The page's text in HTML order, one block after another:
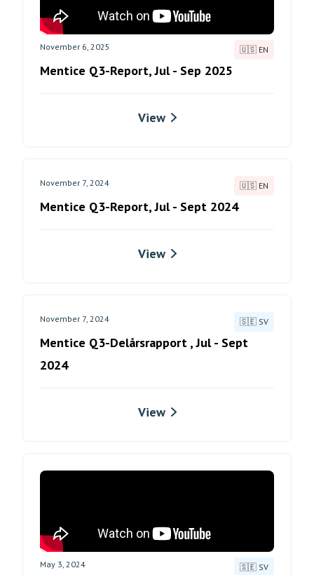
November 6, 2025 🇺🇸 EN
Mentice Q3-Report, Jul - Sep 2025
View
November 7, 2024 🇺🇸 EN
Mentice Q3-Report, Jul - Sept 2024
View
November 7, 2024 🇸🇪 SV
Mentice Q3-Delårsrapport , Jul - Sept
2024
View
May 3, 2024 🇸🇪 SV